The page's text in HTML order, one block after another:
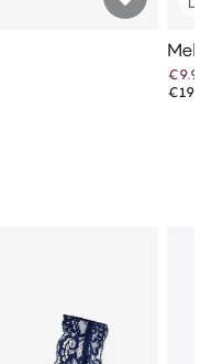
€9.97
€19.95